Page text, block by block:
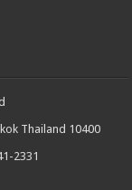
Thailand 10400
2331